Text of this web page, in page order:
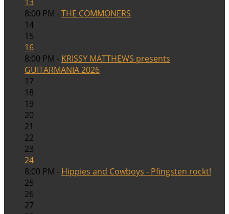
8:00 PM -THE COMMONERS
14
15
16
8:00 PM - KRISSY MATTHEWS presents
GUITARMANIA 2026
17
18
19
20
21
22
23
24
8:00 PM - Hippies and Cowboys - Pfingsten rockt!
25
26
27